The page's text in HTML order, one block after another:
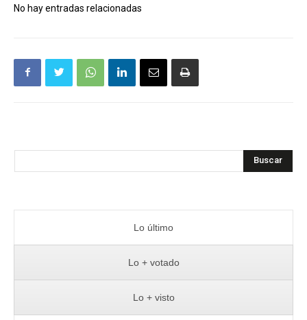
No hay entradas relacionadas
Buscar
Lo último
Lo + votado
Lo + visto